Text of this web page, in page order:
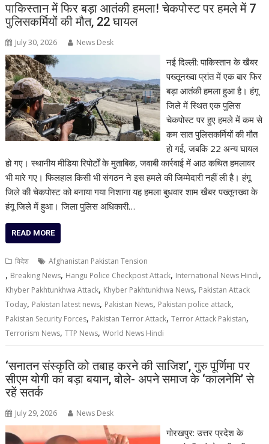
पाकिस्तान में फिर बड़ा आतंकी हमला! चेकपोस्ट पर हमले में 7
पुलिसकर्मियों की मौत, 22 घायल
July 30, 2026 News Desk
नई दिल्ली: पाकिस्तान के खैबर
पख्तूनख्वा प्रांत में एक बार फिर
बड़ा आतंकी हमला हुआ है। हंगू
जिले में स्थित एक पुलिस
चेकपोस्ट पर हुए हमले में कम से
कम सात पुलिसकर्मियों की मौत
हो गई, जबकि 22 अन्य घायल
हो गए। स्थानीय मीडिया रिपोर्टों के मुताबिक, जवाबी कार्रवाई में आठ कथित हमलावर
भी मारे गए। फिलहाल किसी भी संगठन ने इस हमले की जिम्मेदारी नहीं ली है। हंगू
जिले की चेकपोस्ट को बनाया गया निशाना यह हमला बुधवार शाम खैबर पख्तूनख्वा के
हंगू जिले में हुआ। जिला पुलिस अधिकारी…
READ MORE
विदेश Afghanistan Pakistan Tension
, Breaking News, Hangu Police Checkpost Attack, International News Hindi,
Khyber Pakhtunkhwa Attack, Khyber Pakhtunkhwa News, Pakistan Attack
Today, Pakistan latest news, Pakistan News, Pakistan police attack,
Pakistan Security Forces, Pakistan Terror Attack,Terror Attack Pakistan,
Terrorism News,TTP News,World News Hindi
‘सनातन संस्कृति को तबाह करने की साजिश’, गुरु पूर्णिमा पर
सीएम योगी का बड़ा बयान, बोले- अपने समाज के ‘कालनेमि’ से
रहें सतर्क
July 29, 2026 News Desk
गोरखपुर: उत्तर प्रदेश के